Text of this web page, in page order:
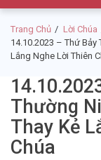
Trang Chủ Lời Chúa
14.10.2023 – Thứ Bảy
Lắng Nghe Lời Thiên
Thường
Thay Kẻ
Chúa